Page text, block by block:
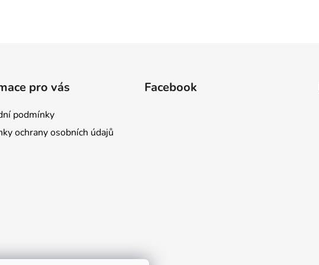
pro vás
podmínky
ochrany osobních údajů
Facebook